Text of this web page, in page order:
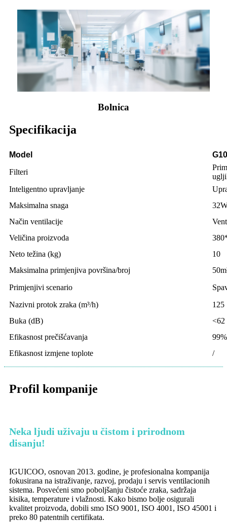
Bolnica
Specifikacija
Model
G10
Filteri
Inteligentno upravljanje
Maksimalna snaga
Način ventilacije
Veličina proizvoda
Neto težina (kg)
10
Maksimalna primjenjiva površina/broj
Primjenjivi scenario
Nazivni protok zraka (m³/h)
125
Buka (dB)
<62
Efikasnost prečišćavanja
99%
Efikasnost izmjene toplote
/
Profil kompanije
Neka ljudi uživaju u čistom i prirodnom
disanju!
IGUICOO, osnovan 2013. godine, je profesionalna kompanija
fokusirana na istraživanje, razvoj, prodaju i servis ventilacionih
sistema. Posvećeni smo poboljšanju čistoće zraka, sadržaja
kisika, temperature i vlažnosti. Kako bismo bolje osigurali
kvalitet proizvoda, dobili smo ISO 9001, ISO 4001, ISO 45001 i
preko 80 patentnih certifikata.